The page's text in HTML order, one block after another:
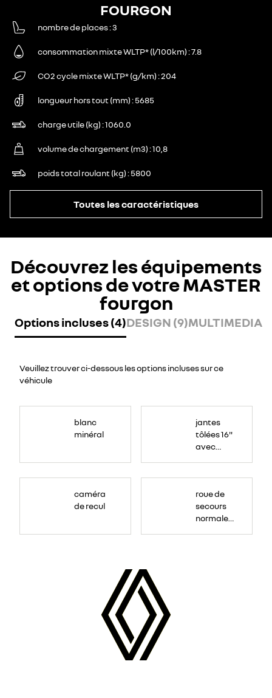
FOURGON
nombre de places 3
consommation mixte WLTP* (l/100km) 7.8
CO2 cycle mixte WLTP* (g/km) 204
longueur hors tout (mm) 5685
charge utile (kg) 1060.0
volume de chargement (m3) 10,8
poids total roulant (kg) 5800
Toutes les caractéristiques
Découvrez les équipements
et options de votre MASTER
fourgon
Options incluses (4)DESIGN (9)MULTIMEDIA
Veuillez trouver ci-dessous les options incluses sur ce
véhicule
blanc
minéral
jantes
tôlées 16"
avec
caméra
de recul
roue de
secours
normale